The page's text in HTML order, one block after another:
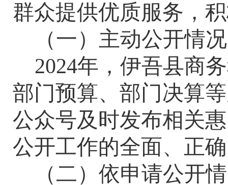
群众提供优质服务，
（一）主动公开情况
2024年，伊吾县商
部门预算、部门决算
公众号及时发布相关
公开工作的全面、正
（二）依申请公开